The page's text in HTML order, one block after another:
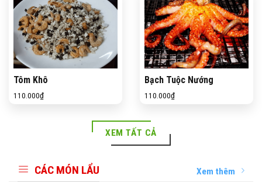
Tôm Khô
110.000₫
Bạch Tuộc Nướng
110.000₫
XEM TẤT CẢ
CÁC MÓN LẨU Xem thêm